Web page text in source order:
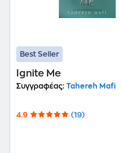
Best Seller
Ignite Me
Συγγραφέας: Tahereh Mafi
4.9 (19)